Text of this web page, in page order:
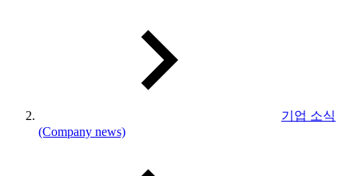
기업 소식
(Company news)